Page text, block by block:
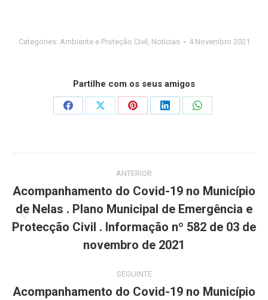
Categories: Ambiente e Proteção Civil Notícias 4 Novembro 2021
Partilhe com os seus amigos
Share
Share
Share
Share
Share
navigation
ANTERIOR
Previous
post:
Acompanhamento do Covid-19 no Município
de Nelas . Plano Municipal de Emergência e
Protecção Civil . Informação nº 582 de 03 de
novembro de 2021
SEGUINTE
Acompanhamento do Covid-19 no Município